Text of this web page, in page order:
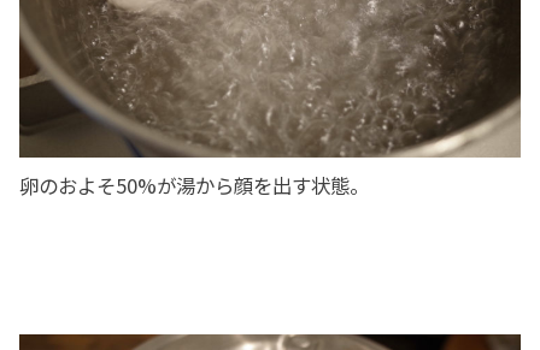
卵のおよそ50%が湯から顔を出す状態。